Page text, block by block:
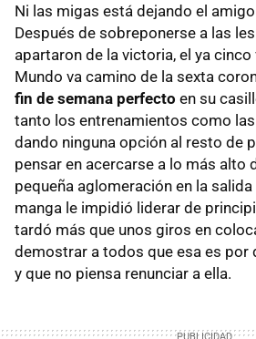
Ni las migas está dejando el amigo
Después de sobreponerse a las
apartaron de la victoria, el ya
Mundo va camino de la sexta
fin de semana perfecto en su
tanto los entrenamientos como
dando ninguna opción al resto de
pensar en acercarse a lo más alto
pequeña aglomeración en la
manga le impidió liderar de
tardó más que unos giros en
demostrar a todos que esa es por
y que no piensa renunciar a ella.